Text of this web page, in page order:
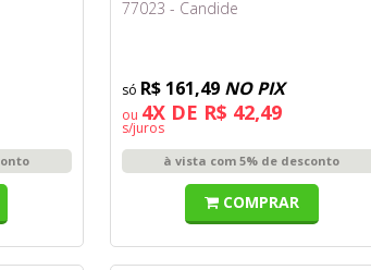
77023 - Candide
R$ 161,49 NO PIX
ou 4X DE R$ 42,49
s/juros
à vista com 5% de desconto
COMPRAR